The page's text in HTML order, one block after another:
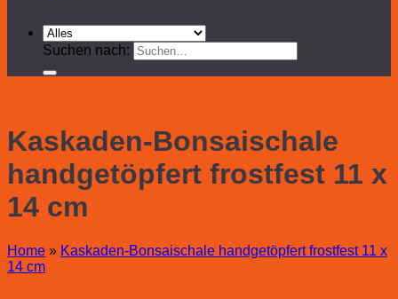
Suchen nach:
Kaskaden-Bonsaischale
handgetöpfert frostfest 11 x
14 cm
Home » Kaskaden-Bonsaischale handgetöpfert frostfest 11 x
14 cm